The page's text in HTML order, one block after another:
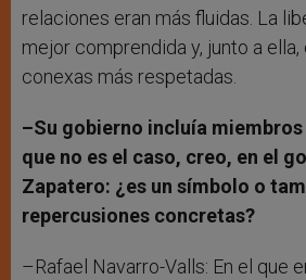
relaciones eran más fluidas. La
mejor comprendida y, junto a
conexas más respetadas.
–Su gobierno incluía miembros
que no es el caso, creo, en el
Zapatero: ¿es un símbolo o
repercusiones concretas?
–Rafael Navarro-Valls: En el que